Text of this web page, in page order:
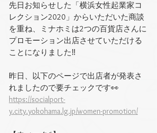
先日お知らせした「横浜女性起業家コ
レクション2020」からいただいた商談
を重ね、ミナホミは2つの百貨店さんに
プロモーション出店させていただける
ことになりました‼️
昨日、以下のページで出店者が発表さ
れましたので要チェックです👀
https://socialport-
y.city.yokohama.lg.jp/women-promotion/